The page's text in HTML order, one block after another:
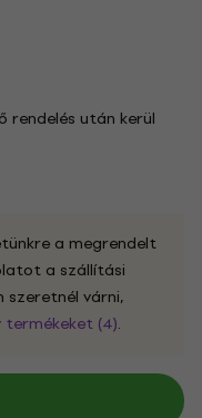
rendelés után kerül
a megrendelt
a szállítási
szeretnél várni,
(4).